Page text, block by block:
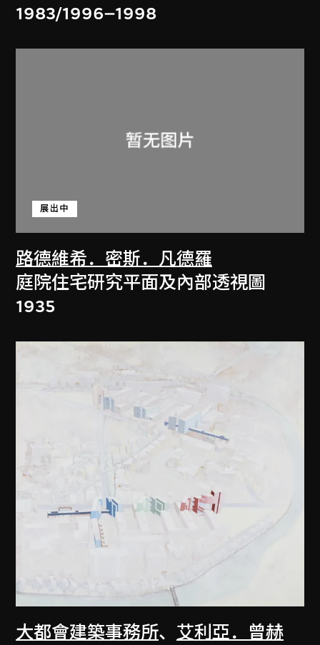
1983/1996–1998
路德維希．密斯．凡德羅
展出中
庭院住宅研究平面及內部透視圖
1935
大都會建築事務所、 艾利亞．曾赫